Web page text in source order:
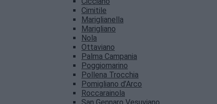
Cimitile
Mariglianella
Marigliano
Nola
Ottaviano
Palma Campania
Poggiomarino
Pollena Trocchia
Pomigliano d’Arco
Roccarainola